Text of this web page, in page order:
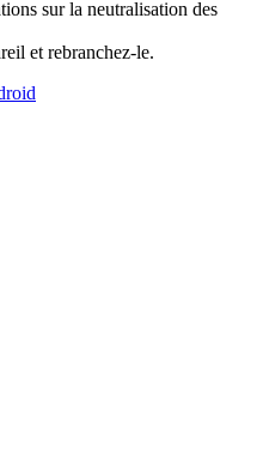
sur la neutralisation des
et rebranchez-le.